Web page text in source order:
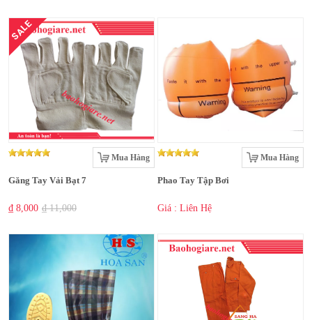
SALE
Mua Hàng
Găng Tay Vải Bạt 7
₫ 8,000 ₫ 11,000
Mua Hàng
Phao Tay Tập Bơi
Giá : Liên Hệ